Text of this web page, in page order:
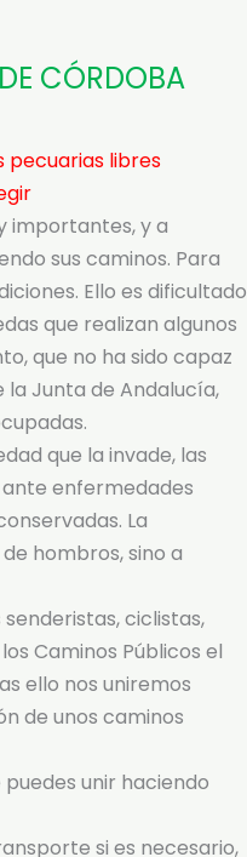
CÓRDOBA
pecuarias libres
importantes, y a
sus caminos. Para
Ello es dificultado
que realizan algunos
que no ha sido capaz
Junta de Andalucía,
que la invade, las
enfermedades
La
hombros, sino a
ciclistas,
Caminos Públicos el
ello nos uniremos
de unos caminos
unir haciendo
si es necesario,